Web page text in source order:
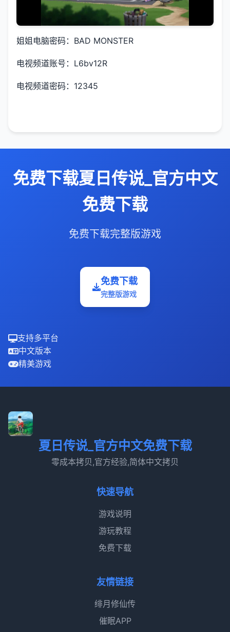
姐姐电脑密码：BAD MONSTER
电视频道账号：L6bv12R
电视频道密码：12345
免费下载夏日传说_官方中文
免费下载
免费下载完整版游戏
免费下载
完整版游戏
支持多平台
中文版本
精美游戏
夏日传说_官方中文免费下载
零成本拷贝,官方经验,简体中文拷贝
快速导航
游戏说明
游玩教程
免费下载
友情链接
绯月修仙传
催眠APP